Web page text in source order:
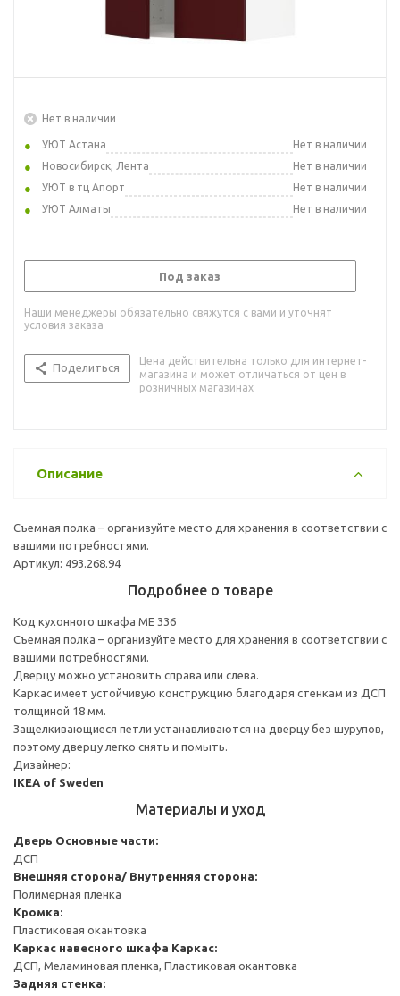
Нет в наличии
УЮТ Астана
Нет в наличии
Новосибирск, Лента
Нет в наличии
УЮТ в тц Апорт
Нет в наличии
УЮТ Алматы
Нет в наличии
Под заказ
Наши менеджеры обязательно свяжутся с вами и уточнят
условия заказа
Поделиться
Цена действительна только для интернет-
магазина и может отличаться от цен в
розничных магазинах
Описание
Съемная полка – организуйте место для хранения в соответствии с
вашими потребностями.
Артикул: 493.268.94
Подробнее о товаре
Код кухонного шкафа ME 336
Съемная полка – организуйте место для хранения в соответствии с
вашими потребностями.
Дверцу можно установить справа или слева.
Каркас имеет устойчивую конструкцию благодаря стенкам из ДСП
толщиной 18 мм.
Защелкивающиеся петли устанавливаются на дверцу без шурупов,
поэтому дверцу легко снять и помыть.
Дизайнер:
IKEA of Sweden
Материалы и уход
Дверь Основные части:
ДСП
Внешняя сторона/ Внутренняя сторона:
Полимерная пленка
Кромка:
Пластиковая окантовка
Каркас навесного шкафа Каркас:
ДСП, Меламиновая пленка, Пластиковая окантовка
Задняя стенка: